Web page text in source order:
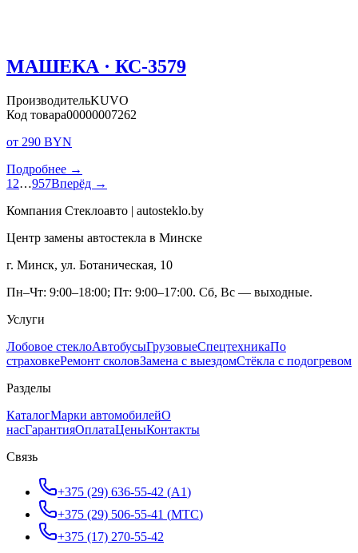
МАШЕКА · КС-3579
ПроизводительKUVO
Код товара00000007262
от 290 BYN
Подробнее →
1 2…957Вперёд →
Компания Стеклоавто | autosteklo.by
Центр замены автостекла в Минске
г. Минск, ул. Ботаническая, 10
Пн–Чт: 9:00–18:00; Пт: 9:00–17:00. Сб, Вс — выходные.
Услуги
Лобовое стеклоАвтобусыГрузовыеСпецтехникаПо
страховкеРемонт сколовЗамена с выездомСтёкла с подогревом
Разделы
КаталогМарки автомобилейО
насГарантияОплатаЦеныКонтакты
Связь
+375 (29) 636-55-42 (A1)
+375 (29) 506-55-41 (МТС)
+375 (17) 270-55-42